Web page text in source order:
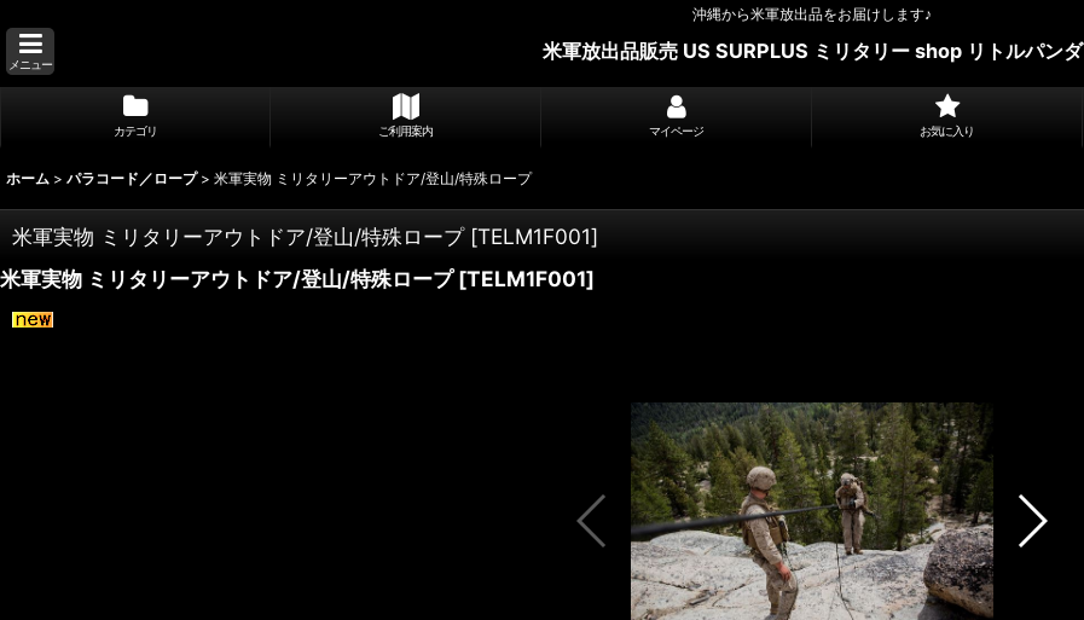
沖縄から米軍放出品をお届けします♪
メニュー
米軍放出品販売 US SURPLUS ミリタリー shop リトルパンダ
カテゴリ ご利用案内 マイページ お気に入り
ホーム > パラコード／ロープ > 米軍実物 ミリタリーアウトドア/登山/特殊ロープ
米軍実物 ミリタリーアウトドア/登山/特殊ロープ [TELM1F001]
米軍実物 ミリタリーアウトドア/登山/特殊ロープ [TELM1F001]